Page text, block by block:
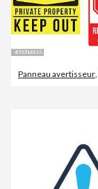
Panneau avertisseur